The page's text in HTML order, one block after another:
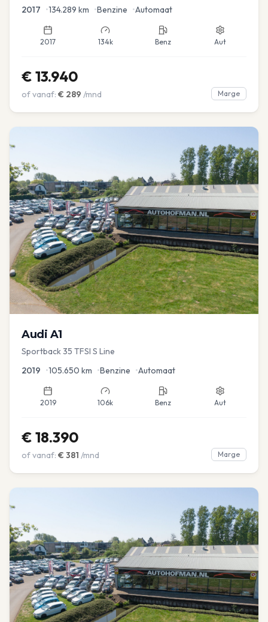
2017 •134.289 km •Benzine •Automaat
2017 134k Benz Aut
€ 13.940
of vanaf: € 289 /mnd Marge
Audi A1
Sportback 35 TFSI S Line
2019 •105.650 km •Benzine •Automaat
2019 106k Benz Aut
€ 18.390
of vanaf: € 381 /mnd Marge